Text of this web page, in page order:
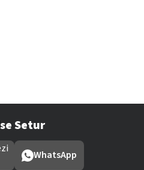
Setur
WhatsApp